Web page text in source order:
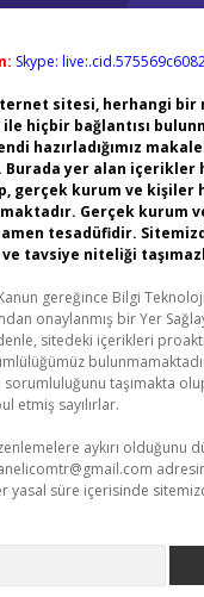
Skype:
sitesi, herhangi bir
hiçbir bağlantısı
hazırladığımız
Burada yer alan içerikler
gerçek kurum ve kişiler
Gerçek kurum
tesadüfidir.
tavsiye niteliği
Kanun gereğince Bilgi
onaylanmış bir Yer
sitedeki içerikleri
sorumluluğunu taşımakta
etmiş sayılırlar.
aykırı olduğunu
yasal süre içerisinde